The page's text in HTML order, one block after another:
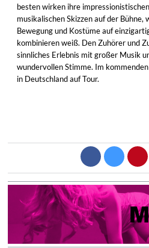
besten wirken ihre
musikalischen Skizzen auf der Bühne,
Bewegung und Kostüme auf
kombinieren weiß. Den Zuhörer und
sinnliches Erlebnis mit großer Musik
wundervollen Stimme. Im
in Deutschland auf Tour.